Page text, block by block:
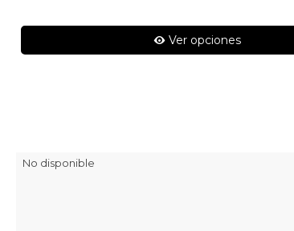
Ver opciones
No disponible